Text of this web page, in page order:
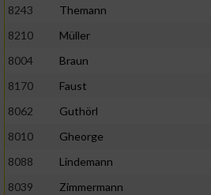
8243
Themann
8210
Müller
8004
Braun
8170
Faust
8062
Guthörl
8010
Gheorge
8088
Lindemann
8039
Zimmermann